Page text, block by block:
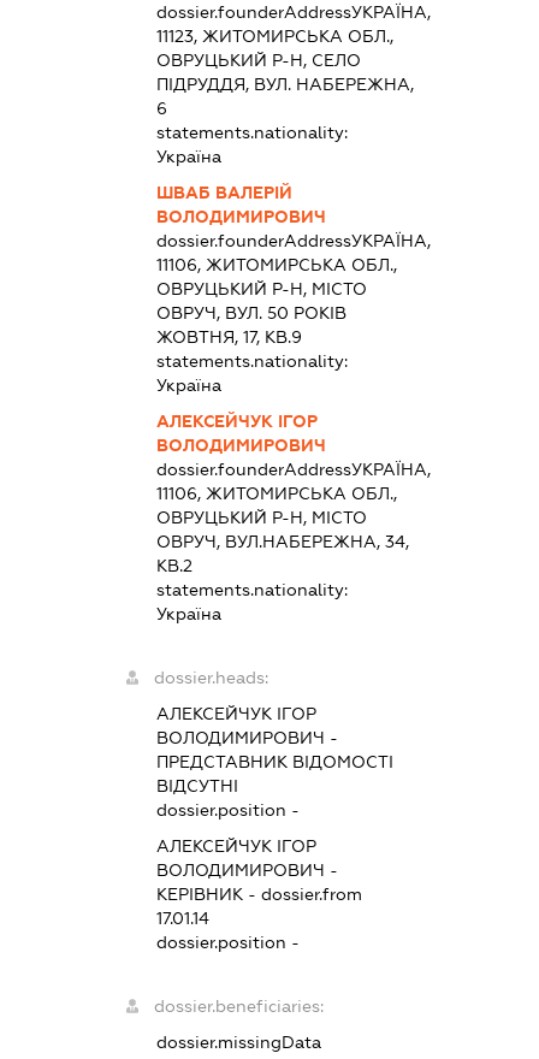
dossier.founderAddressУКРАЇНА,
11123, ЖИТОМИРСЬКА ОБЛ.,
ОВРУЦЬКИЙ Р-Н, СЕЛО
ПІДРУДДЯ, ВУЛ. НАБЕРЕЖНА,
6
statements.nationality:
Україна
ШВАБ ВАЛЕРІЙ
ВОЛОДИМИРОВИЧ
dossier.founderAddressУКРАЇНА,
11106, ЖИТОМИРСЬКА ОБЛ.,
ОВРУЦЬКИЙ Р-Н, МІСТО
ОВРУЧ, ВУЛ. 50 РОКІВ
ЖОВТНЯ, 17, КВ.9
statements.nationality:
Україна
АЛЕКСЕЙЧУК ІГОР
ВОЛОДИМИРОВИЧ
dossier.founderAddressУКРАЇНА,
11106, ЖИТОМИРСЬКА ОБЛ.,
ОВРУЦЬКИЙ Р-Н, МІСТО
ОВРУЧ, ВУЛ.НАБЕРЕЖНА, 34,
КВ.2
statements.nationality:
Україна
dossier.heads:
АЛЕКСЕЙЧУК ІГОР
ВОЛОДИМИРОВИЧ -
ПРЕДСТАВНИК ВІДОМОСТІ
ВІДСУТНІ
dossier.position -
АЛЕКСЕЙЧУК ІГОР
ВОЛОДИМИРОВИЧ -
КЕРІВНИК - dossier.from
17.01.14
dossier.position -
dossier.beneficiaries:
dossier.missingData